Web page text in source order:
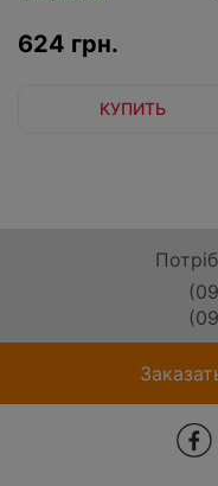
624 грн.
КУПИТЬ